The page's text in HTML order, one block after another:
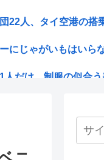
22人、タイ空港の搭
にじゃがいもはいら
人だけ。制服の似合
7%安くなるならそ